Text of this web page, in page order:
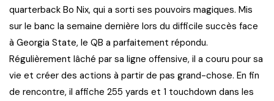
quarterback Bo Nix, qui a sorti ses pouvoirs magiques. Mis
sur le banc la semaine dernière lors du difficile succès face
à Georgia State, le QB a parfaitement répondu.
Régulièrement lâché par sa ligne offensive, il a couru pour sa
vie et créer des actions à partir de pas grand-chose. En fin
de rencontre, il affiche 255 yards et 1 touchdown dans les